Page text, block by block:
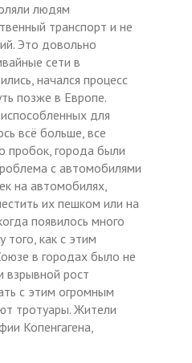
людям
транспорт и не
Это довольно
сети в
начался процесс
позже в Европе.
для
всё больше, все
пробок, города были
с автомобилями
на автомобилях,
их пешком или на
появилось много
того, как с этим
в городах было не
взрывной рост
с этим огромным
тротуары. Жители
Копенгагена,